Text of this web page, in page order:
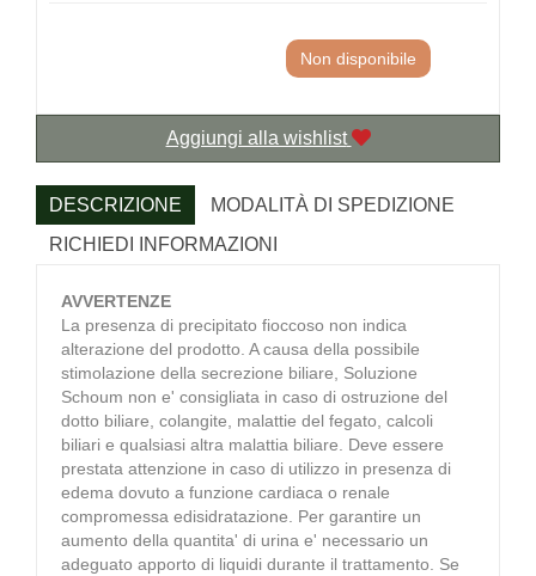
Non disponibile
Aggiungi alla wishlist
DESCRIZIONE
MODALITÀ DI SPEDIZIONE
RICHIEDI INFORMAZIONI
AVVERTENZE
La presenza di precipitato fioccoso non indica
alterazione del prodotto. A causa della possibile
stimolazione della secrezione biliare, Soluzione
Schoum non e' consigliata in caso di ostruzione del
dotto biliare, colangite, malattie del fegato, calcoli
biliari e qualsiasi altra malattia biliare. Deve essere
prestata attenzione in caso di utilizzo in presenza di
edema dovuto a funzione cardiaca o renale
compromessa edisidratazione. Per garantire un
aumento della quantita' di urina e' necessario un
adeguato apporto di liquidi durante il trattamento. Se